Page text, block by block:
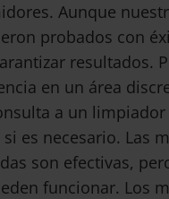
Aunque
probados con
resultados.
en un área
a un limpiador
es necesario. Las
son efectivas,
funcionar. Los